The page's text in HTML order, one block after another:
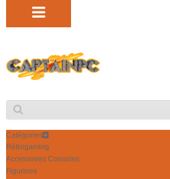
Catégories
Rétrogaming
Accessoires Consoles
Figurines